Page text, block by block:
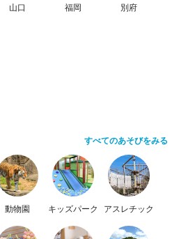
山口 福岡 別府
すべてのあそびをみる
動物園 キッズパーク アスレチック